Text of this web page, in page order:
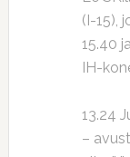
(I-15),
15.40
IH-
13.24
–